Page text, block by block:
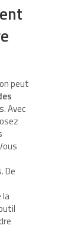
peut
Avec
De
la